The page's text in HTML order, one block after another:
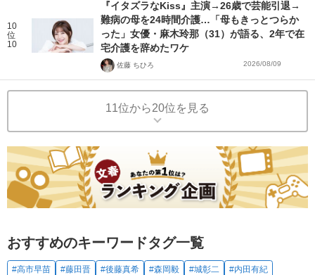
10
位
10
『イタズラなKiss』主演→26歳で芸能引退→
難病の母を24時間介護…「母もきっとつらか
った」女優・麻木玲那（31）が語る、2年で在
宅介護を辞めたワケ
佐藤 ちひろ 2026/08/09
11位から20位を見る
おすすめのキーワードタグ一覧
#高市早苗 #藤田晋 #後藤真希 #森岡毅 #城彰二
#内田有紀